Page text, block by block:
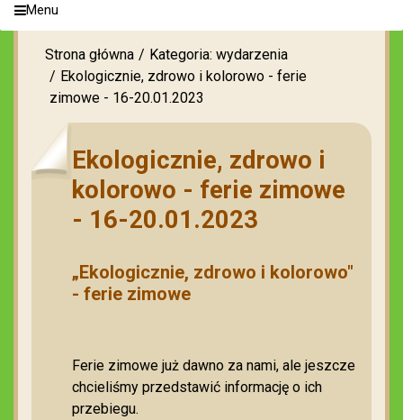
Menu
Strona główna
Kategoria: wydarzenia
Ekologicznie, zdrowo i kolorowo - ferie
zimowe - 16-20.01.2023
Ekologicznie, zdrowo i
kolorowo - ferie zimowe
- 16-20.01.2023
„Ekologicznie, zdrowo i kolorowo"
- ferie zimowe
Ferie zimowe już dawno za nami, ale jeszcze
chcieliśmy przedstawić informację o ich
przebiegu.